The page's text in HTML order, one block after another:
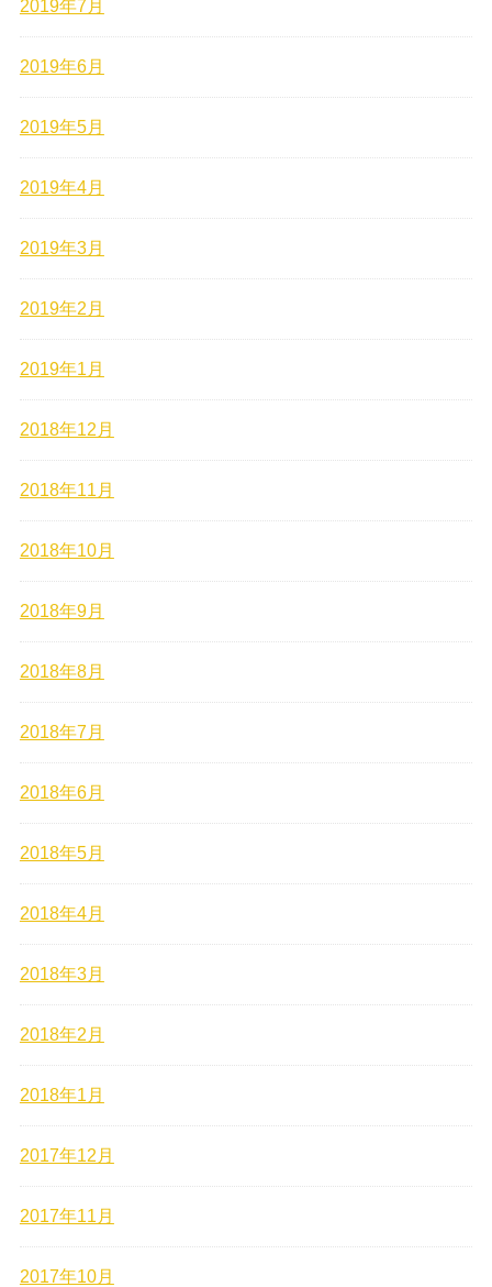
2019年7月
2019年6月
2019年5月
2019年4月
2019年3月
2019年2月
2019年1月
2018年12月
2018年11月
2018年10月
2018年9月
2018年8月
2018年7月
2018年6月
2018年5月
2018年4月
2018年3月
2018年2月
2018年1月
2017年12月
2017年11月
2017年10月